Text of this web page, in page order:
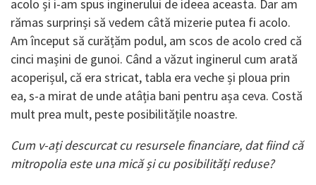
acolo și i-am spus inginerului de ideea aceasta. Dar am
rămas surprinși să vedem câtă mizerie putea fi acolo.
Am început să curățăm podul, am scos de acolo cred că
cinci mașini de gunoi. Când a văzut inginerul cum arată
acoperișul, că era stricat, tabla era veche și ploua prin
ea, s-a mirat de unde atâția bani pentru așa ceva. Costă
mult prea mult, peste posibili­tățile noastre.
Cum v-ați descurcat cu resursele finan­ciare, dat fiind că
mitropolia este una mică și cu posibilități reduse?